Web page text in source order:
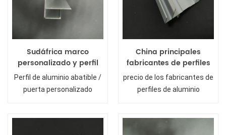
Sudáfrica marco
personalizado y perfil
de aluminio de la puerta
Perfil de aluminio abatible /
puerta personalizado
China principales
fabricantes de perfiles
de aluminio que
exportan al mercado sa
precio de los fabricantes de
perfiles de aluminio